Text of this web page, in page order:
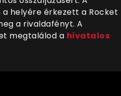
a helyére érkezett a Rocket
a rivaldafényt. A
megtalálod a hivatalos